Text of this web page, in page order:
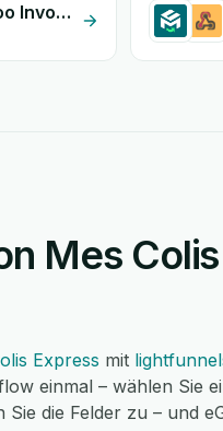
Mes Colis Express + Odoo Invoices
Mes Colis
Express mit
einmal – wählen Sie
die Felder zu – und